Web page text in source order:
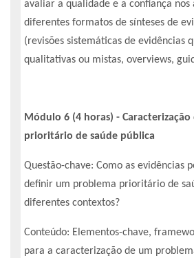
avaliar a qualidade e a confiança nos
diferentes formatos de sínteses de
(revisões sistemáticas de evidências
qualitativas ou mistas, overviews,
Módulo 6 (4 horas) -
prioritário de saúde pública
Questão-chave: Como as evidências
definir um problema prioritário de
diferentes contextos?
Conteúdo: Elementos-chave,
para a caracterização de um